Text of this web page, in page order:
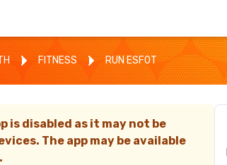
FITNESS RUN ESFOT
is disabled as it may not be
The app may be available